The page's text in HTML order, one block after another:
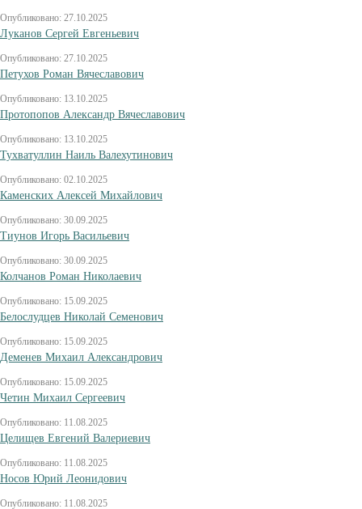
Опубликовано: 27.10.2025
Луканов Сергей Евгеньевич
Опубликовано: 27.10.2025
Петухов Роман Вячеславович
Опубликовано: 13.10.2025
Протопопов Александр Вячеславович
Опубликовано: 13.10.2025
Тухватуллин Наиль Валехутинович
Опубликовано: 02.10.2025
Каменских Алексей Михайлович
Опубликовано: 30.09.2025
Тиунов Игорь Васильевич
Опубликовано: 30.09.2025
Колчанов Роман Николаевич
Опубликовано: 15.09.2025
Белослудцев Николай Семенович
Опубликовано: 15.09.2025
Деменев Михаил Александрович
Опубликовано: 15.09.2025
Четин Михаил Сергеевич
Опубликовано: 11.08.2025
Целищев Евгений Валериевич
Опубликовано: 11.08.2025
Носов Юрий Леонидович
Опубликовано: 11.08.2025